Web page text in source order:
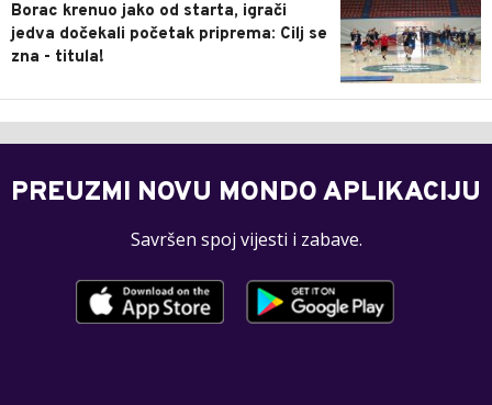
Borac krenuo jako od starta, igrači
jedva dočekali početak priprema: Cilj se
zna - titula!
PREUZMI NOVU MONDO APLIKACIJU
Savršen spoj vijesti i zabave.